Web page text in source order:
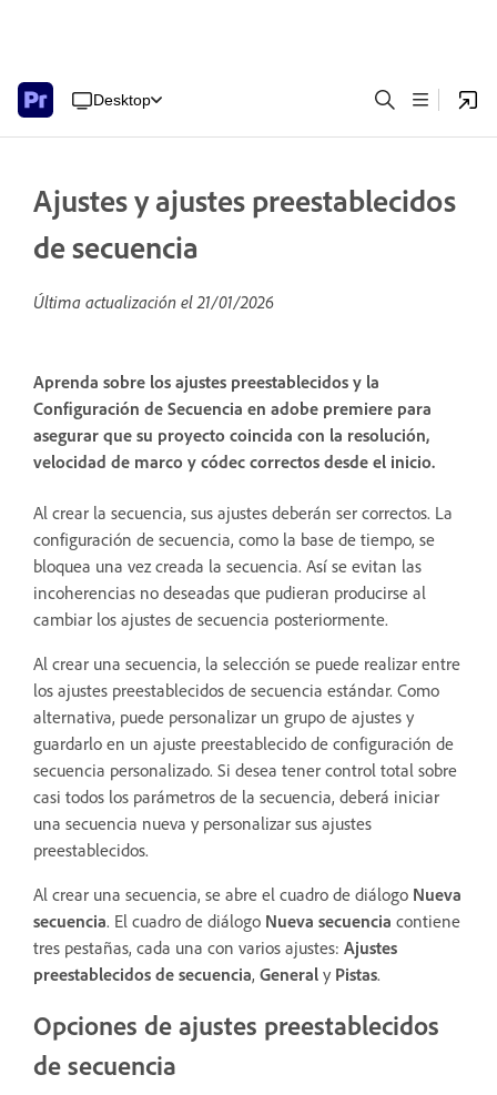
Desktop
Ajustes y ajustes preestablecidos
de secuencia
Última actualización el21/01/2026
Aprenda sobre los ajustes preestablecidos y la
Configuración de Secuencia en adobe premiere para
asegurar que su proyecto coincida con la resolución,
velocidad de marco y códec correctos desde el inicio.
Al crear la secuencia, sus ajustes deberán ser correctos. La
configuración de secuencia, como la base de tiempo, se
bloquea una vez creada la secuencia. Así se evitan las
incoherencias no deseadas que pudieran producirse al
cambiar los ajustes de secuencia posteriormente.
Al crear una secuencia, la selección se puede realizar entre
los ajustes preestablecidos de secuencia estándar. Como
alternativa, puede personalizar un grupo de ajustes y
guardarlo en un ajuste preestablecido de configuración de
secuencia personalizado. Si desea tener control total sobre
casi todos los parámetros de la secuencia, deberá iniciar
una secuencia nueva y personalizar sus ajustes
preestablecidos.
Al crear una secuencia, se abre el cuadro de diálogo Nueva
secuencia. El cuadro de diálogo Nueva secuencia contiene
tres pestañas, cada una con varios ajustes: Ajustes
preestablecidos de secuencia, General y Pistas.
Opciones de ajustes preestablecidos
de secuencia